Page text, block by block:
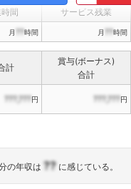
間 サービス残業
月 ??時間 月 ??時間
計
賞与(ボーナス)
合計
???,???円 ???,???円
の年収は ??に感じている。